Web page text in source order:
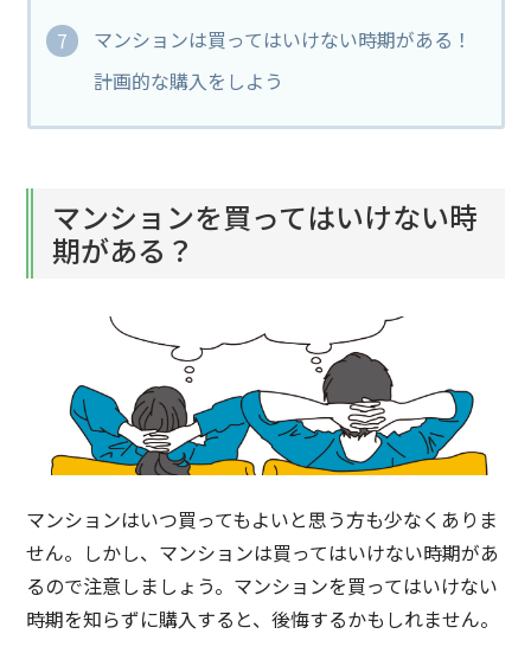
マンションは買ってはいけない時期がある！
計画的な購入をしよう
マンションを買ってはいけない時
期がある？
マンションはいつ買ってもよいと思う方も少なくありま
せん。しかし、マンションは買ってはいけない時期があ
るので注意しましょう。マンションを買ってはいけない
時期を知らずに購入すると、後悔するかもしれません。